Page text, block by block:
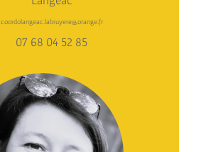
coordolangeac.labruyere@orange.fr
07 68 04 52 85